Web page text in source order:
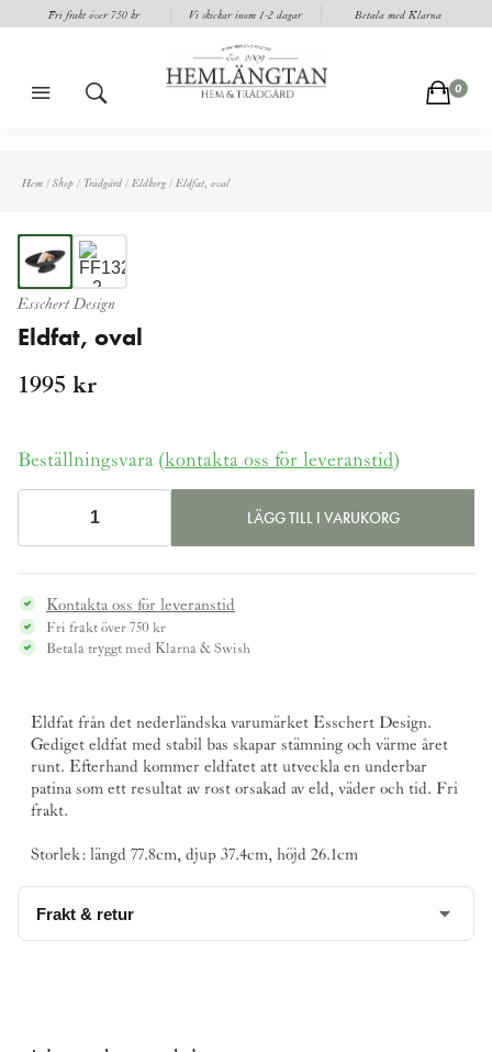
Fri frakt över 750 kr Vi skickar inom 1-2 dagar Betala med Klarna
m s c 0
Hem / Shop / Trädgård / Eldkorg/ Eldfat, oval
Esschert Design
Eldfat, oval
1995 kr
Beställningsvara (kontakta oss för leveranstid)
oval
mängd
LÄGG TILL I VARUKORG
Kontakta oss för leveranstid
Fri frakt över 750 kr
Betala tryggt med Klarna & Swish
Eldfat från det nederländska varumärketEsschert Design.
Gediget eldfat med stabil bas skapar stämning och värme året
runt. Efterhand kommer eldfatet att utveckla en underbar
patina som ett resultat av rost orsakad av eld, väder och tid. Fri
frakt.
Storlek: längd 77.8cm, djup 37.4cm, höjd 26.1cm
Frakt & retur